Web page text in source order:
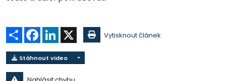
Sdílet Facebook
LinkedIn Vytisknout článek
Stáhnout video